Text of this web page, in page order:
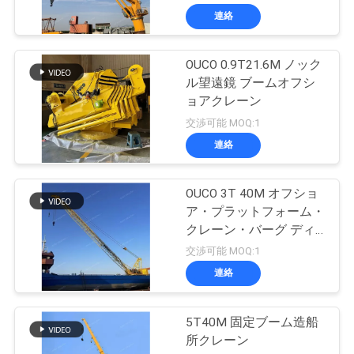
連絡
OUCO 0.9T21.6M ノック
ル望遠鏡 ブームオフシ
ョアクレーン
交渉可能 MOQ:1
連絡
OUCO 3T 40M オフショ
ア・プラットフォーム・
クレーン・バーグ ディ
ーゼルエンジン搭載
交渉可能 MOQ:1
連絡
5T40M 固定ブーム造船
所クレーン